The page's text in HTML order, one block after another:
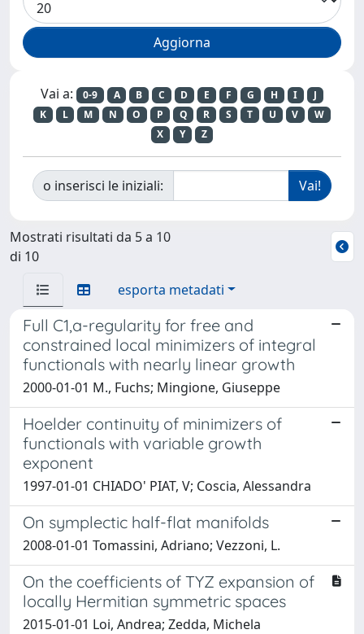
Vai a: 0-9 A B C D E F G H I
J
K
L M N O P Q R S T U V
W
X
Y Z
o inserisci le iniziali:
Mostrati risultati da 5 a 10
di 10
esporta metadati
Full C1,a-regularity for free and
constrained local minimizers of integral
functionals with nearly linear growth
2000-01-01 M., Fuchs; Mingione, Giuseppe
Hoelder continuity of minimizers of
functionals with variable growth
exponent
1997-01-01 CHIADO' PIAT, V; Coscia, Alessandra
On symplectic half-flat manifolds
2008-01-01 Tomassini, Adriano; Vezzoni, L.
On the coefficients of TYZ expansion of
locally Hermitian symmetric spaces
2015-01-01 Loi, Andrea; Zedda, Michela